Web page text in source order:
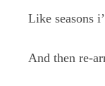
Like seasons
And then re-